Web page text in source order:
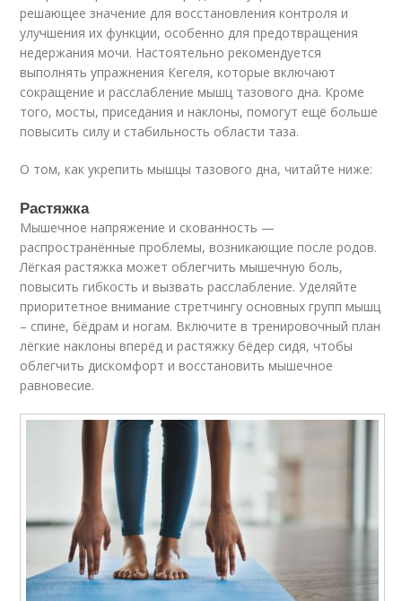
решающее значение для восстановления контроля и
улучшения их функции, особенно для предотвращения
недержания мочи. Настоятельно рекомендуется
выполнять упражнения Кегеля, которые включают
сокращение и расслабление мышц тазового дна. Кроме
того, мосты, приседания и наклоны, помогут ещё больше
повысить силу и стабильность области таза.
О том, как укрепить мышцы тазового дна, читайте ниже:
Растяжка
Мышечное напряжение и скованность —
распространённые проблемы, возникающие после родов.
Лёгкая растяжка может облегчить мышечную боль,
повысить гибкость и вызвать расслабление. Уделяйте
приоритетное внимание стретчингу основных групп мышц
– спине, бёдрам и ногам. Включите в тренировочный план
лёгкие наклоны вперёд и растяжку бёдер сидя, чтобы
облегчить дискомфорт и восстановить мышечное
равновесие.